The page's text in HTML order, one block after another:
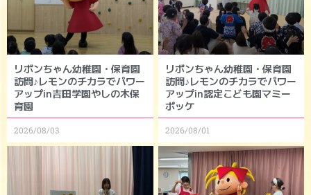
リボンちゃん幼稚園・保育園
訪問♪レモンのチカラでパワー
アップin吉田学園やしの木保
育園
2026/08/03
リボンちゃん幼稚園・保育園
訪問♪レモンのチカラでパワー
アップin認定こども園マミー
ポッケ
2026/08/01